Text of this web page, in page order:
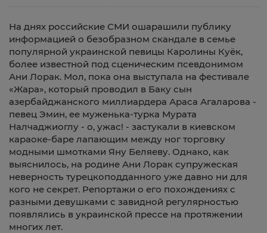
На днях российские СМИ ошарашили публику
информацией о безобразном скандале в семье
популярной украинской певицы Каролины Куёк,
более известной под сценическим псевдонимом
Ани Лорак. Мол, пока она выступала на фестивале
«Жара», который проводил в Баку сын
азербайджанского миллиардера Араса Агаларова -
певец Эмин, ее муженька-турка Мурата
Налчаджиоглу - о, ужас! - застукали в киевском
караоке-баре лапающим между ног торговку
модными шмотками Яну Беляеву. Однако, как
выяснилось, на родине Ани Лорак супружеская
неверность турецкоподданного уже давно ни для
кого не секрет. Репортажи о его похождениях с
разными девушками с завидной регулярностью
появлялись в украинской прессе на протяжении
многих лет.